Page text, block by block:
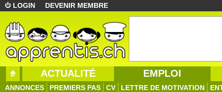
LOGIN DEVENIR MEMBRE
ACTUALITÉ EMPLOI
ANNONCES PREMIERS PAS CV LETTRE DE MOTIVATION